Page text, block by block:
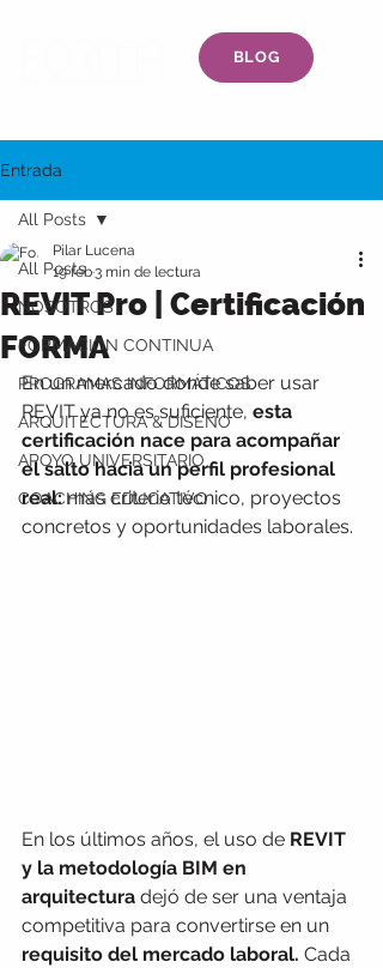
BLOG
Entrada
All Posts
NOSOTROS
FORMACIÓN CONTINUA
PROGRAMAS INFORMÁTICOS
ARQUITECTURA & DISEÑO
APOYO UNIVERSITARIO
COACHING EDUCATIVO
All Posts
REVIT Pro | Certificación
FORMA
Pilar Lucena
19 feb3 min de lectura
En un mercado donde saber usar
REVIT ya no es suficiente, esta
certificación nace para acompañar
el salto hacia un perfil profesional
real: más criterio técnico, proyectos
concretos y oportunidades laborales.
En los últimos años, el uso de REVIT
y la metodología BIM en
arquitectura dejó de ser una ventaja
competitiva para convertirse en un
requisito del mercado laboral. Cada